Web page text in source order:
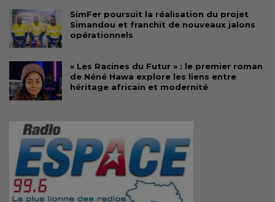
SimFer poursuit la réalisation du projet
Simandou et franchit de nouveaux jalons
opérationnels
« Les Racines du Futur » : le premier roman
de Néné Hawa explore les liens entre
héritage africain et modernité